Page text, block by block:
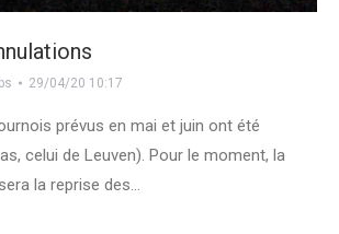
29/04/20 10:17
prévus en mai et juin ont été
celui de Leuven). Pour le moment, la
la reprise des…